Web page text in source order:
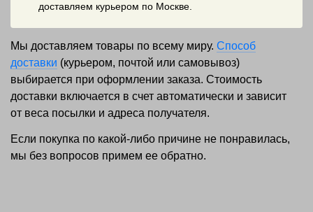
доставляем курьером по Москве.
Мы доставляем товары по всему миру. Способ
доставки (курьером, почтой или самовывоз)
выбирается при оформлении заказа. Стоимость
доставки включается в счет автоматически и зависит
от веса посылки и адреса получателя.
Если покупка по какой-либо причине не понравилась,
мы без вопросов примем ее обратно.